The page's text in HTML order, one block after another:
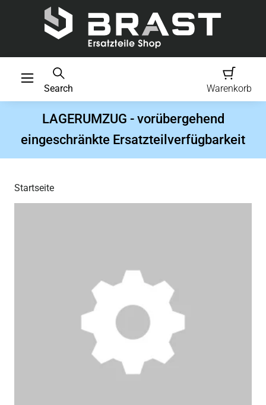
Search Warenkorb
LAGERUMZUG - vorübergehend
eingeschränkte Ersatzteilverfügbarkeit
Startseite